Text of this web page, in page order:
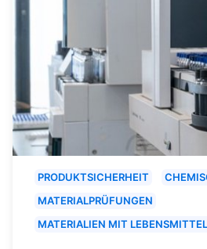
PRODUKTSICHERHEIT
MATERIALPRÜFUNGEN
MATERIALIEN MIT